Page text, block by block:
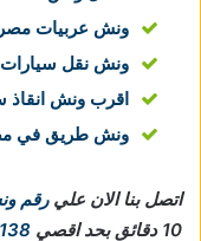
ونش عربيات مصر
ونش نقل
اقرب ونش انقاذ
ونش طريق في
اتصل بنا الان عليرقم
10 دقائق بحد اقصي